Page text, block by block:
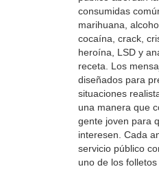
consumidas
marihuana,
cocaína, crack,
heroína, LSD y
receta. Los
diseñados para
situaciones
una manera que
gente joven para
interesen. Cada
servicio público
uno de los